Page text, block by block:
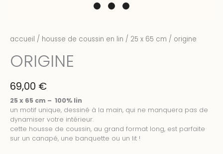
accueil / housse de coussin en lin / 25 x 65 cm / origine
ORIGINE
69,00 €
25 x 65 cm – 100% lin
un motif unique, dessiné à la main, qui ne manquera pas de
dynamiser votre intérieur.
cette housse de coussin, au grand format long, est parfaite
sur un canapé, une banquette ou un lit !